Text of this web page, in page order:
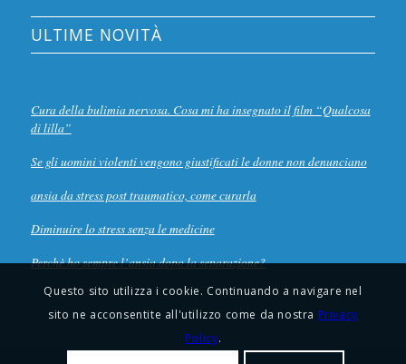
ULTIME NOVITÀ
Cura della bulimia nervosa. Cosa mi ha insegnato il film “Qualcosa
di lilla”
Se gli uomini violenti vengono giustificati le donne non denunciano
ansia da stress post traumatico, come curarla
Diminuire lo stress senza le medicine
Perchè ho sempre l’ansia dopo la separazione?
Questo sito utilizza i cookie. Continuando a navigare nel
sito ne acconsentite all'utilizzo come da nostra Privacy
Policy.